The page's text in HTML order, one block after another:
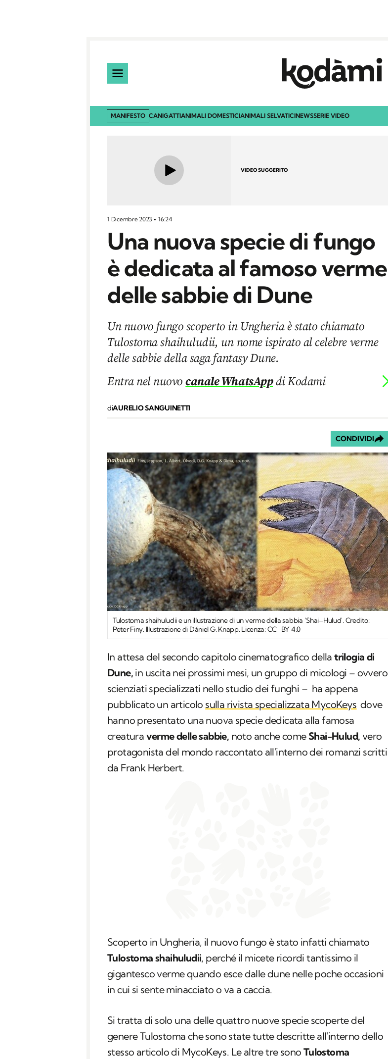
MANIFESTO CANIGATTIANIMALI DOMESTICIANIMALI SELVATICINEWSSERIE VIDEO
VIDEO SUGGERITO
1 Dicembre 2023 16:24
Una nuova specie di fungo
è dedicata al famoso verme
delle sabbie di Dune
Un nuovo fungo scoperto in Ungheria è stato chiamato
Tulostoma shaihuludii, un nome ispirato al celebre verme
delle sabbie della saga fantasy Dune.
Entra nel nuovocanale WhatsAppdi Kodami
diAURELIO SANGUINETTI
CONDIVIDI
Tulostoma shaihuludii e un'illustrazione di un verme della sabbia ‘Shai–Hulud'. Credito:
Peter Finy. Illustrazione di Dániel G. Knapp. Licenza: CC–BY 4.0
In attesa del secondo capitolo cinematografico dellatrilogia di
Dune, in uscita nei prossimi mesi, un gruppo di micologi – ovvero
scienziati specializzati nello studio dei funghi – ha appena
pubblicato un articolo sulla rivista specializzata MycoKeys dove
hanno presentato una nuova specie dedicata alla famosa
creatura verme delle sabbie, noto anche comeShai-Hulud, vero
protagonista del mondo raccontato all'interno dei romanzi scritti
da Frank Herbert.
Scoperto in Ungheria, il nuovo fungo è stato infatti chiamato
Tulostoma shaihuludii, perché il micete ricordi tantissimo il
gigantesco verme quando esce dalle dune nelle poche occasioni
in cui si sente minacciato o va a caccia.
Si tratta di solo una delle quattro nuove specie scoperte del
genere Tulostoma che sono state tutte descritte all'interno dello
stesso articolo di MycoKeys. Le altre tre sono Tulostoma